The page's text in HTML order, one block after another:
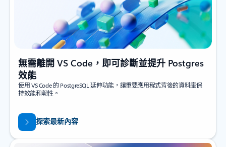
無需離開 VS Code，即可診斷並提升 Postgres
效能
使用 VS Code 的 PostgreSQL 延伸功能，讓重要應用程式背後的資料庫保
持效能和韌性。
探索最新內容